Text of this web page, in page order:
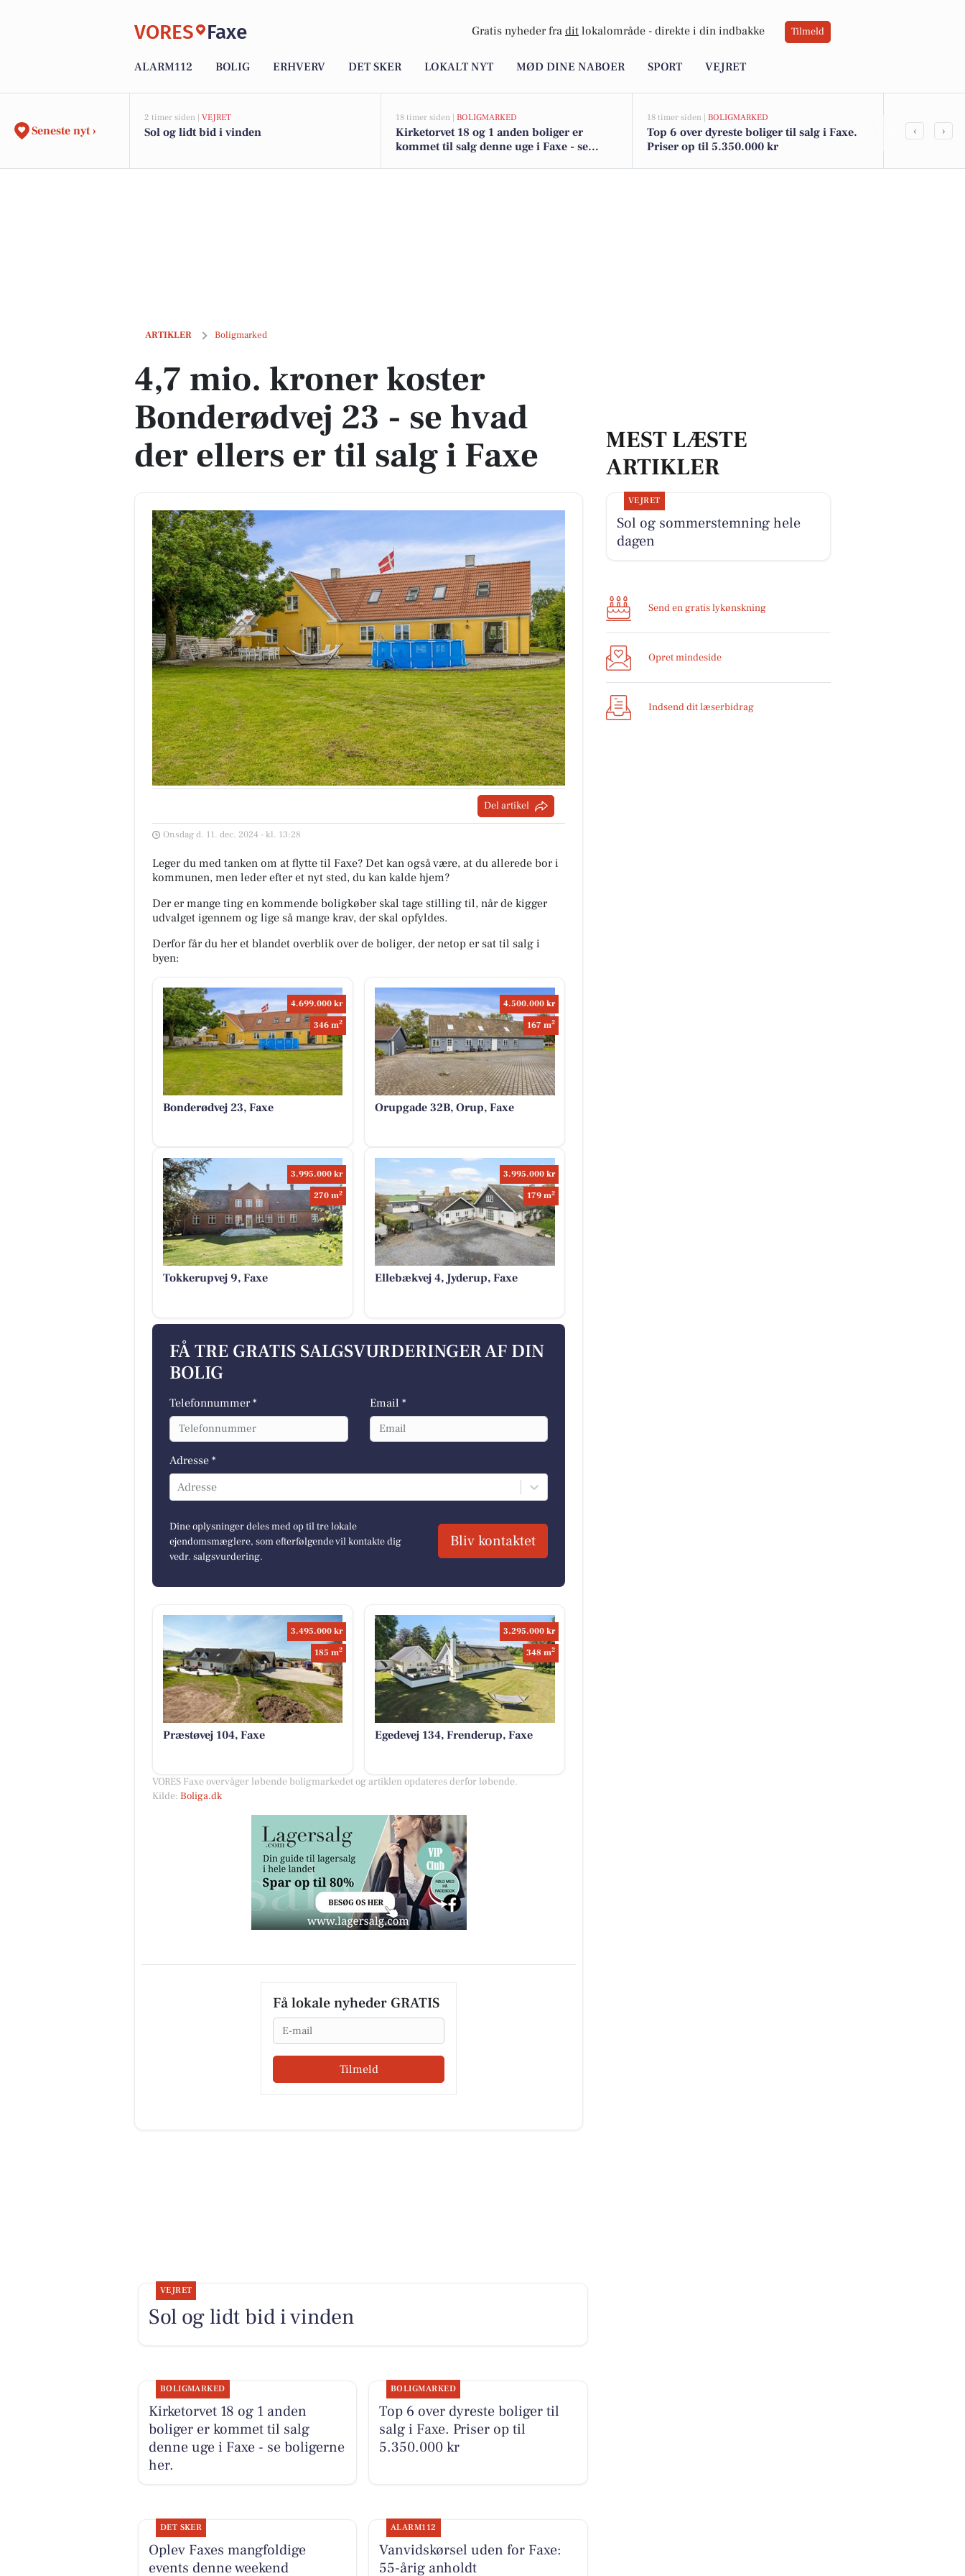
VORES Faxe Gratis nyheder fra dit lokalområde - direkte i din indbakke Tilmeld
ALARM112 BOLIG ERHVERV DET SKER LOKALT NYT MØD DINE NABOER SPORT VEJRET
Seneste nyt ›
2 timer siden | VEJRET
Sol og lidt bid i vinden
18 timer siden | BOLIGMARKED
Kirketorvet 18 og 1 anden boliger er
kommet til salg denne uge i Faxe - se
18 timer siden | BOLIGMARKED
Top 6 over dyreste boliger til salg i Faxe.
Priser op til 5.350.000 kr
Oplev
‹ ›
ARTIKLER Boligmarked
4,7 mio. kroner koster Bonderødvej 23 - se hvad der ellers er til salg i Faxe
4,7 mio. kroner koster
Bonderødvej 23 - se hvad
der ellers er til salg i Faxe
Del artikel
Onsdag d. 11. dec. 2024 - kl. 13:28
Leger du med tanken om at flytte til Faxe? Det kan også være, at du allerede bor i
kommunen, men leder efter et nyt sted, du kan kalde hjem?
Der er mange ting en kommende boligkøber skal tage stilling til, når de kigger
udvalget igennem og lige så mange krav, der skal opfyldes.
Derfor får du her et blandet overblik over de boliger, der netop er sat til salg i
byen:
4.699.000 kr
346 m2
Bonderødvej 23, Faxe
4.500.000 kr
167 m2
Orupgade 32B, Orup, Faxe
3.995.000 kr
270 m2
Tokkerupvej 9, Faxe
3.995.000 kr
179 m2
Ellebækvej 4, Jyderup, Faxe
FÅ TRE GRATIS SALGSVURDERINGER AF DIN
BOLIG
Telefonnummer * Email *
Adresse *
Adresse
Dine oplysninger deles med op til tre lokale
ejendomsmæglere, som efterfølgende vil kontakte dig
vedr. salgsvurdering.
Bliv kontaktet
3.495.000 kr
185 m2
Præstøvej 104, Faxe
3.295.000 kr
348 m2
Egedevej 134, Frenderup, Faxe
VORES Faxe overvåger løbende boligmarkedet og artiklen opdateres derfor løbende.
Kilde: Boliga.dk
Få lokale nyheder GRATIS
Email
Tilmeld
MEST LÆSTE
ARTIKLER
VEJRET
Sol og sommerstemning hele
dagen
Send en gratis lykønskning
Opret mindeside
Indsend dit læserbidrag
VEJRET
Sol og lidt bid i vinden
BOLIGMARKED
Kirketorvet 18 og 1 anden
boliger er kommet til salg
denne uge i Faxe - se boligerne
her.
BOLIGMARKED
Top 6 over dyreste boliger til
salg i Faxe. Priser op til
5.350.000 kr
DET SKER
Oplev Faxes mangfoldige
events denne weekend
ALARM112
Vanvidskørsel uden for Faxe:
55-årig anholdt